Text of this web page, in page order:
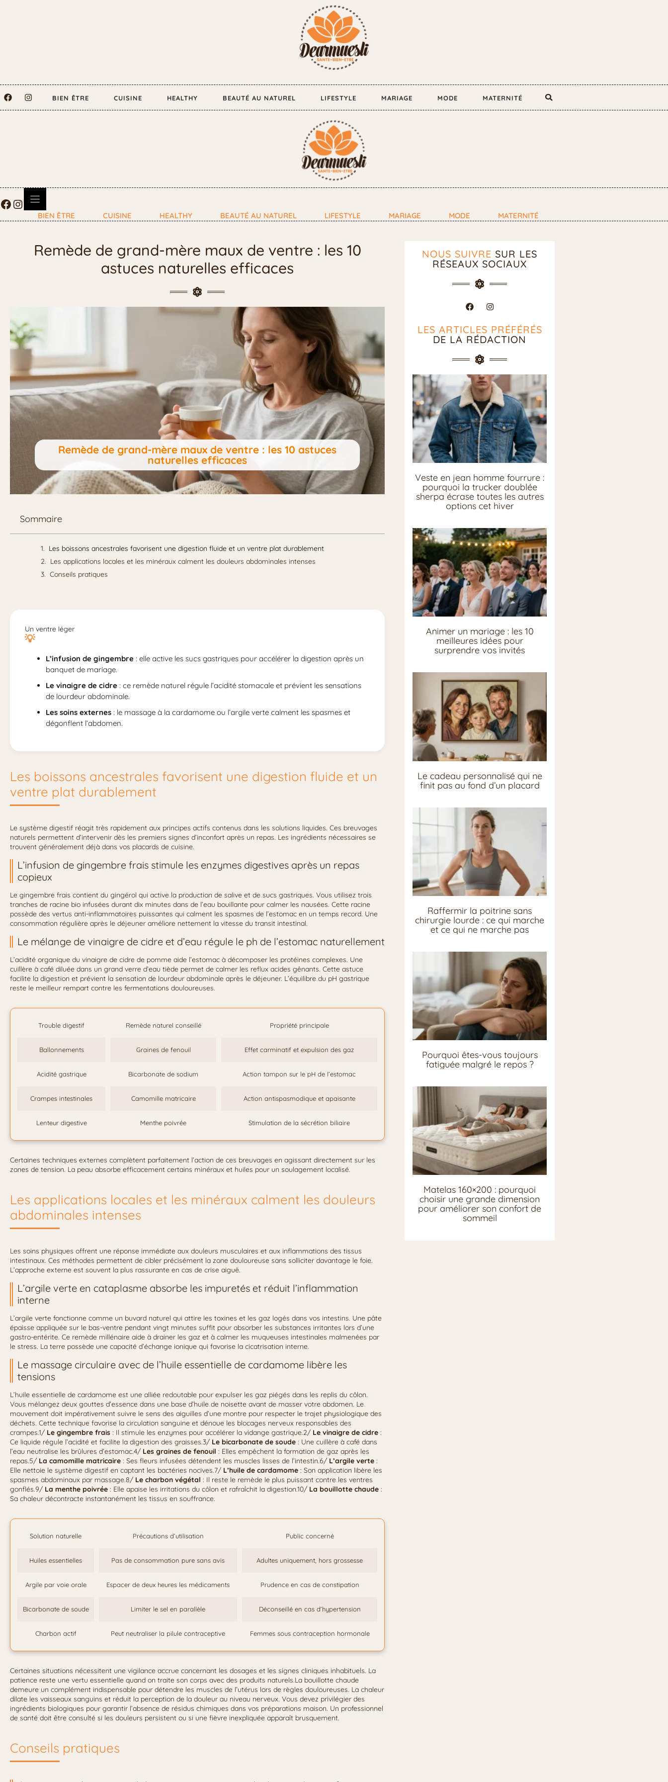
BIEN ÊTRE CUISINE HEALTHY BEAUTÉ AU NATUREL LIFESTYLE MARIAGE MODE MATERNITÉ
BIEN ÊTRE CUISINE HEALTHY BEAUTÉ AU NATUREL LIFESTYLE MARIAGE MODE MATERNITÉ
Remède de grand-mère maux de ventre : les 10
astuces naturelles efficaces
Remède de grand-mère maux de ventre : les 10 astuces
naturelles efficaces
Sommaire
Les boissons ancestrales favorisent une digestion fluide et un ventre plat durablement
Les applications locales et les minéraux calment les douleurs abdominales intenses
Conseils pratiques
Un ventre léger
L’infusion de gingembre : elle active les sucs gastriques pour accélérer la digestion après un
banquet de mariage.
Le vinaigre de cidre : ce remède naturel régule l’acidité stomacale et prévient les sensations
de lourdeur abdominale.
Les soins externes : le massage à la cardamome ou l’argile verte calment les spasmes et
dégonflent l’abdomen.
Les boissons ancestrales favorisent une digestion fluide et un
ventre plat durablement
Le système digestif réagit très rapidement aux principes actifs contenus dans les solutions liquides. Ces breuvages
naturels permettent d’intervenir dès les premiers signes d’inconfort après un repas. Les ingrédients nécessaires se
trouvent généralement déjà dans vos placards de cuisine.
L’infusion de gingembre frais stimule les enzymes digestives après un repas
copieux
Le gingembre frais contient du gingérol qui active la production de salive et de sucs gastriques. Vous utilisez trois
tranches de racine bio infusées durant dix minutes dans de l’eau bouillante pour calmer les nausées. Cette racine
possède des vertus anti-inflammatoires puissantes qui calment les spasmes de l’estomac en un temps record. Une
consommation régulière après le déjeuner améliore nettement la vitesse du transit intestinal.
Le mélange de vinaigre de cidre et d’eau régule le ph de l’estomac naturellement
L’acidité organique du vinaigre de cidre de pomme aide l’estomac à décomposer les protéines complexes. Une
cuillère à café diluée dans un grand verre d’eau tiède permet de calmer les reflux acides gênants. Cette astuce
facilite la digestion et prévient la sensation de lourdeur abdominale après le déjeuner. L’équilibre du pH gastrique
reste le meilleur rempart contre les fermentations douloureuses.
Trouble digestif Remède naturel conseillé Propriété principale
Ballonnements Graines de fenouil Effet carminatif et expulsion des gaz
Acidité gastrique Bicarbonate de sodium Action tampon sur le pH de l’estomac
Crampes intestinales Camomille matricaire Action antispasmodique et apaisante
Lenteur digestive Menthe poivrée Stimulation de la sécrétion biliaire
Certaines techniques externes complètent parfaitement l’action de ces breuvages en agissant directement sur les
zones de tension. La peau absorbe efficacement certains minéraux et huiles pour un soulagement localisé.
Les applications locales et les minéraux calment les douleurs
abdominales intenses
Les soins physiques offrent une réponse immédiate aux douleurs musculaires et aux inflammations des tissus
intestinaux. Ces méthodes permettent de cibler précisément la zone douloureuse sans solliciter davantage le foie.
L’approche externe est souvent la plus rassurante en cas de crise aiguë.
L’argile verte en cataplasme absorbe les impuretés et réduit l’inflammation
interne
L’argile verte fonctionne comme un buvard naturel qui attire les toxines et les gaz logés dans vos intestins. Une pâte
épaisse appliquée sur le bas-ventre pendant vingt minutes suffit pour absorber les substances irritantes lors d’une
gastro-entérite. Ce remède millénaire aide à drainer les gaz et à calmer les muqueuses intestinales malmenées par
le stress. La terre possède une capacité d’échange ionique qui favorise la cicatrisation interne.
Le massage circulaire avec de l’huile essentielle de cardamome libère les
tensions
L’huile essentielle de cardamome est une alliée redoutable pour expulser les gaz piégés dans les replis du côlon.
Vous mélangez deux gouttes d’essence dans une base d’huile de noisette avant de masser votre abdomen. Le
mouvement doit impérativement suivre le sens des aiguilles d’une montre pour respecter le trajet physiologique des
déchets. Cette technique favorise la circulation sanguine et dénoue les blocages nerveux responsables des
crampes.1/ Le gingembre frais : Il stimule les enzymes pour accélérer la vidange gastrique.2/ Le vinaigre de cidre :
Ce liquide régule l’acidité et facilite la digestion des graisses.3/ Le bicarbonate de soude : Une cuillère à café dans
l’eau neutralise les brûlures d’estomac.4/ Les graines de fenouil : Elles empêchent la formation de gaz après les
repas.5/ La camomille matricaire : Ses fleurs infusées détendent les muscles lisses de l’intestin.6/ L’argile verte :
Elle nettoie le système digestif en captant les bactéries nocives.7/ L’huile de cardamome : Son application libère les
spasmes abdominaux par massage.8/ Le charbon végétal : Il reste le remède le plus puissant contre les ventres
gonflés.9/ La menthe poivrée : Elle apaise les irritations du côlon et rafraîchit la digestion.10/ La bouillotte chaude :
Sa chaleur décontracte instantanément les tissus en souffrance.
Solution naturelle Précautions d’utilisation Public concerné
Huiles essentielles Pas de consommation pure sans avis Adultes uniquement, hors grossesse
Argile par voie orale Espacer de deux heures les médicaments Prudence en cas de constipation
Bicarbonate de soude Limiter le sel en parallèle Déconseillé en cas d’hypertension
Charbon actif Peut neutraliser la pilule contraceptive Femmes sous contraception hormonale
Certaines situations nécessitent une vigilance accrue concernant les dosages et les signes cliniques inhabituels. La
patience reste une vertu essentielle quand on traite son corps avec des produits naturels.La bouillotte chaude
demeure un complément indispensable pour détendre les muscles de l’utérus lors de règles douloureuses. La chaleur
dilate les vaisseaux sanguins et réduit la perception de la douleur au niveau nerveux. Vous devez privilégier des
ingrédients biologiques pour garantir l’absence de résidus chimiques dans vos préparations maison. Un professionnel
de santé doit être consulté si les douleurs persistent ou si une fièvre inexpliquée apparaît brusquement.
Conseils pratiques
NOUS SUIVRE SUR LES
RÉSEAUX SOCIAUX
LES ARTICLES PRÉFÉRÉS
DE LA RÉDACTION
Veste en jean homme fourrure :
pourquoi la trucker doublée
sherpa écrase toutes les autres
options cet hiver
Animer un mariage : les 10
meilleures idées pour
surprendre vos invités
Le cadeau personnalisé qui ne
finit pas au fond d’un placard
Raffermir la poitrine sans
chirurgie lourde : ce qui marche
et ce qui ne marche pas
Pourquoi êtes-vous toujours
fatiguée malgré le repos ?
Matelas 160×200 : pourquoi
choisir une grande dimension
pour améliorer son confort de
sommeil